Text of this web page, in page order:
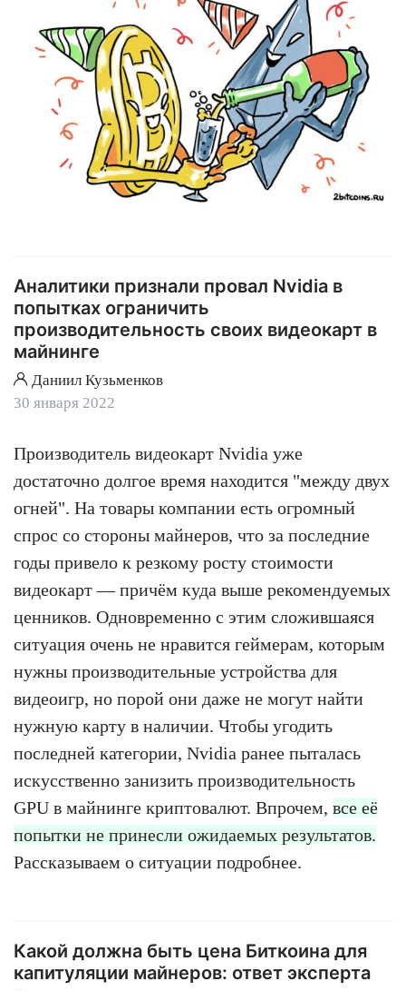
Аналитики признали провал Nvidia в
попытках ограничить
производительность своих видеокарт в
майнинге
Даниил Кузьменков
30 января 2022
Производитель видеокарт Nvidia уже
достаточно долгое время находится "между двух
огней". На товары компании есть огромный
спрос со стороны майнеров, что за последние
годы привело к резкому росту стоимости
видеокарт — причём куда выше рекомендуемых
ценников. Одновременно с этим сложившаяся
ситуация очень не нравится геймерам, которым
нужны производительные устройства для
видеоигр, но порой они даже не могут найти
нужную карту в наличии. Чтобы угодить
последней категории, Nvidia ранее пыталась
искусственно занизить производительность
GPU в майнинге криптовалют. Впрочем, все её
попытки не принесли ожидаемых результатов.
Рассказываем о ситуации подробнее.
Какой должна быть цена Биткоина для
капитуляции майнеров: ответ эксперта